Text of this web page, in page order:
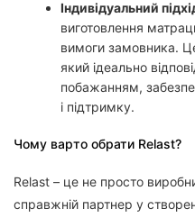
Індивідуальний
виготовлення
вимоги замовника.
який ідеально
побажанням,
і підтримку.
Чому варто обрати Relast?
Relast – це не просто
справжній партнер у